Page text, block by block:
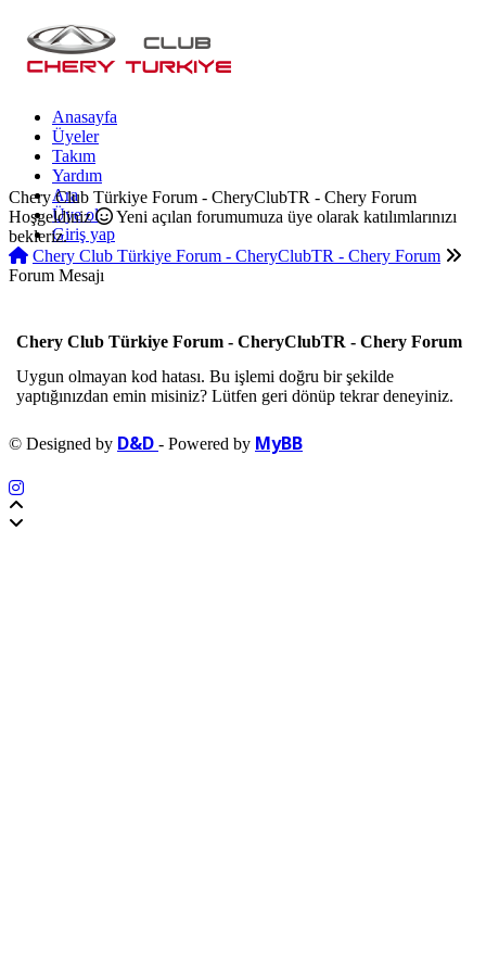
Anasayfa
Üyeler
Takım
Yardım
Ara
Üye ol
Giriş yap
Chery Club Türkiye Forum - CheryClubTR - Chery Forum
Hoşgeldiniz
Yeni açılan forumumuza üye olarak katılımlarınızı
bekleriz.
Chery Club Türkiye Forum - CheryClubTR - Chery Forum
Forum Mesajı
Chery Club Türkiye Forum - CheryClubTR - Chery Forum
Uygun olmayan kod hatası. Bu işlemi doğru bir şekilde
yaptığınızdan emin misiniz? Lütfen geri dönüp tekrar deneyiniz.
© Designed by D&D - Powered by MyBB